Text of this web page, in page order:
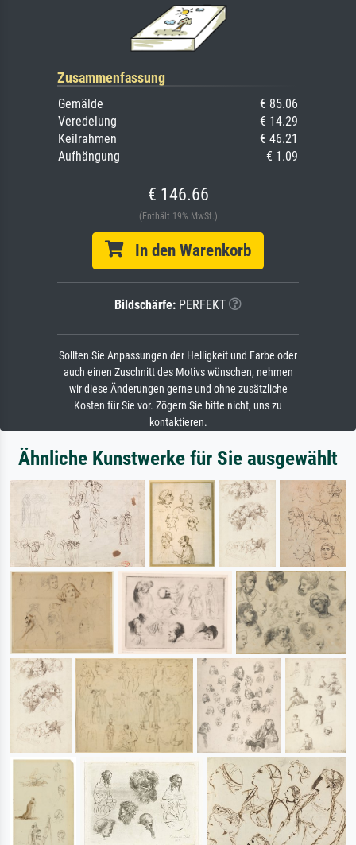
Zusammenfassung
Gemälde
€ 85.06
Veredelung
€ 14.29
Keilrahmen
€ 46.21
Aufhängung
€ 1.09
€ 146.66
(Enthält 19% MwSt.)
In den Warenkorb
Bildschärfe: PERFEKT
Sollten Sie Anpassungen der Helligkeit und Farbe oder
auch einen Zuschnitt des Motivs wünschen, nehmen
wir diese Änderungen gerne und ohne zusätzliche
Kosten für Sie vor. Zögern Sie bitte nicht, uns zu
kontaktieren.
Ähnliche Kunstwerke für Sie ausgewählt